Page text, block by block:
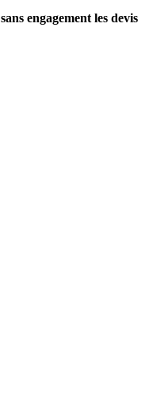
sans engagement les devis